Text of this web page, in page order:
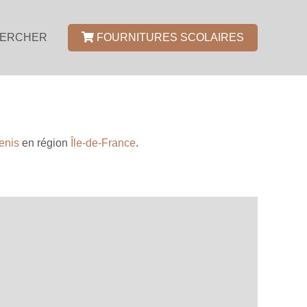
FOURNITURES SCOLAIRES
en région Île-de-France.